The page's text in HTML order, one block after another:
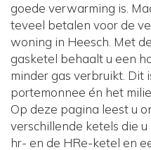
goede verwarming is.
teveel betalen voor de
woning in Heesch. Met
gasketel behaalt u een
minder gas verbruikt. Dit
portemonnee én het
Op deze pagina leest u
verschillende ketels die
hr- en de HRe-ketel en